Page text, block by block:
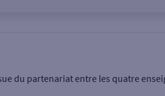
du partenariat entre les quatre